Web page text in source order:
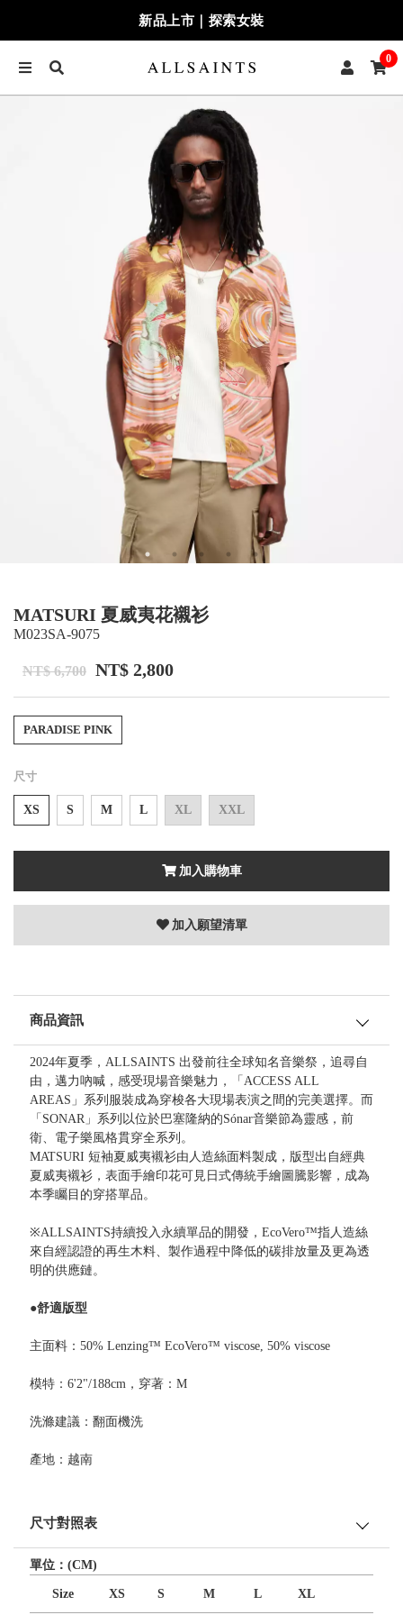
新品上市｜探索女裝
0
MATSURI 夏威夷花襯衫
M023SA-9075
NT$ 6,700 NT$ 2,800
PARADISE PINK
尺寸
XS S M L XL XXL
加入購物車
加入願望清單
商品資訊
2024年夏季，ALLSAINTS 出發前往全球知名音樂祭，追尋自
由，邁力吶喊，感受現場音樂魅力，「ACCESS ALL
AREAS」系列服裝成為穿梭各大現場表演之間的完美選擇。而
「SONAR」系列以位於巴塞隆納的Sónar音樂節為靈感，前
衛、電子樂風格貫穿全系列。
MATSURI 短袖夏威夷襯衫由人造絲面料製成，版型出自經典
夏威夷襯衫，表面手繪印花可見日式傳統手繪圖騰影響，成為
本季矚目的穿搭單品。
※ALLSAINTS持續投入永續單品的開發，EcoVero™指人造絲
來自經認證的再生木料、製作過程中降低的碳排放量及更為透
明的供應鏈。
●舒適版型
主面料：50% Lenzing™ EcoVero™ viscose, 50% viscose
模特：6'2"/188cm，穿著：M
洗滌建議：翻面機洗
產地：越南
尺寸對照表
單位：(CM)
Size XS S M L XL